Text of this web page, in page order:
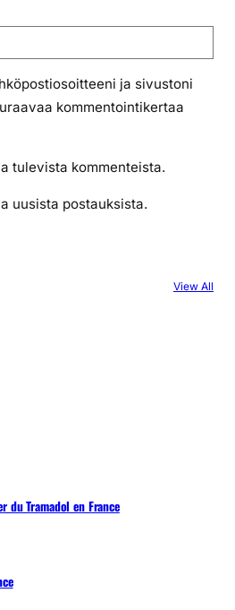
ja sivustoni
kommentointikertaa
tulevista kommenteista.
uusista postauksista.
View All
du Tramadol en France